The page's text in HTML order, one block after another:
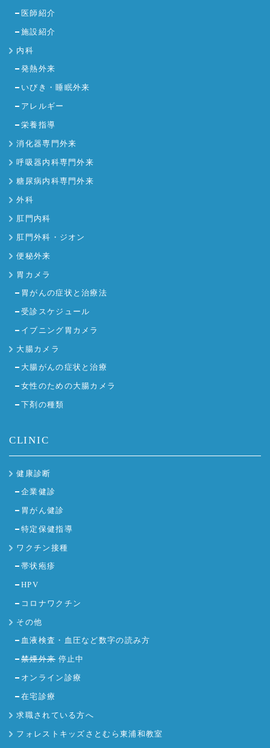
医師紹介
施設紹介
内科
発熱外来
いびき・睡眠外来
アレルギー
栄養指導
消化器専門外来
呼吸器内科専門外来
糖尿病内科専門外来
外科
肛門内科
肛門外科・ジオン
便秘外来
胃カメラ
胃がんの症状と治療法
受診スケジュール
イブニング胃カメラ
大腸カメラ
大腸がんの症状と治療
女性のための大腸カメラ
下剤の種類
CLINIC
健康診断
企業健診
胃がん健診
特定保健指導
ワクチン接種
帯状疱疹
HPV
コロナワクチン
その他
血液検査・血圧など数字の読み方
禁煙外来停止中
オンライン診療
在宅診療
求職されている方へ
フォレストキッズさとむら東浦和教室